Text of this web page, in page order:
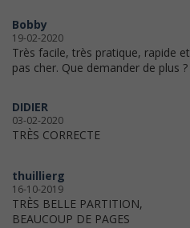
Bobby
19-02-2020
Très facile, très pratique, rapide et
pas cher. Que demander de plus ?
DIDIER
03-02-2020
TRÈS CORRECTE
thuillierg
16-10-2019
TRÈS BELLE PARTITION,
BEAUCOUP DE PAGES